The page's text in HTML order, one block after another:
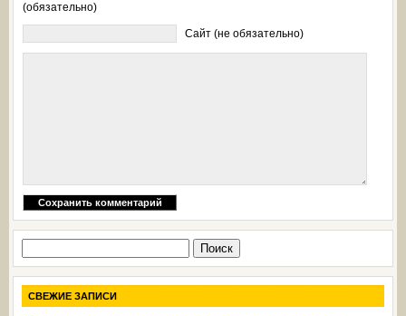
(обязательно)
Сайт (не обязательно)
СВЕЖИЕ ЗАПИСИ